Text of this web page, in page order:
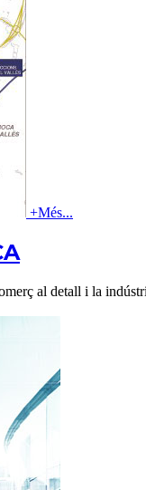
+Més...
al detall i la